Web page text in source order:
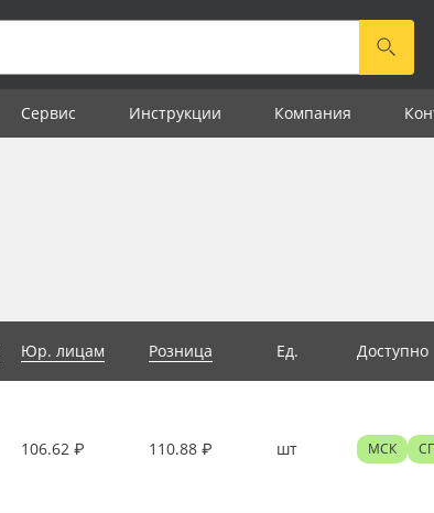
Сервис Инструкции Компания
Юр. лицам Розница Ед. Доступно
106.62 ₽ 110.88 ₽ шт МСК